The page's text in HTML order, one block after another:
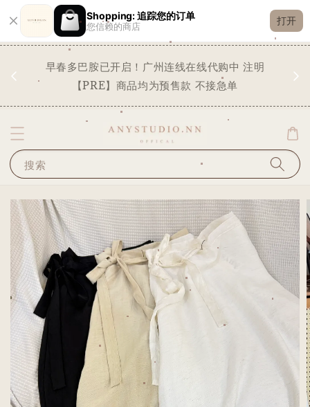
Shopping: 追踪您的订单
您信赖的商店
打开
早春多巴胺已开启！广州连线在线代购中 注明
【PRE】商品均为预售款 不接急单
搜索